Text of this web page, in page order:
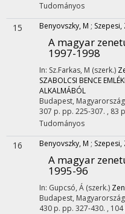
Tudományos
15 Benyovszky, M ; Szepesi,
A magyar
1997-1998
In: Sz.Farkas, M (szerk.)
SZABOLCSI BENCE
ALKALMÁBÓL
Budapest,
307 p. pp. 225-307. , 83
Tudományos
16 Benyovszky, M ; Szepesi,
A magyar
1995-96
In: Gupcsó, Á (szerk.)
Budapest,
430 p. pp. 327-430. , 104